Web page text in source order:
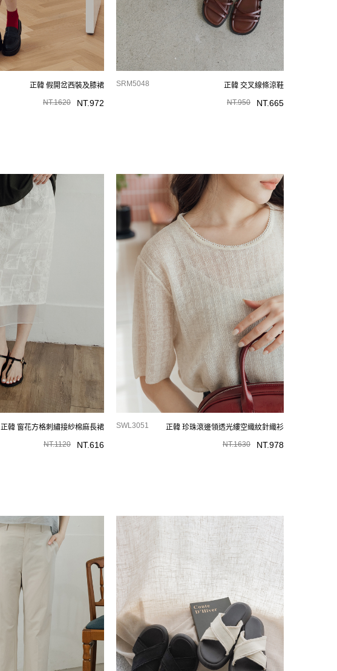
正韓 假開岔西裝及膝裙
NT.972
NT.1620
正韓 交叉線條涼鞋
SRM5048
NT.665
NT.950
正韓 窗花方格刺繡接紗棉麻長裙
NT.616
NT.1120
正韓 珍珠滾邊領透光縷空織紋針織衫
SWL3051
NT.978
NT.1630